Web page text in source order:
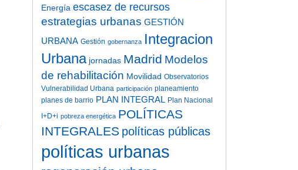
Energía escasez de recursos
estrategias urbanas GESTIÓN
URBANA Gestión gobernanza Integracion
Urbana jornadas Madrid Modelos
de rehabilitación Movilidad Observatorios
Vulnerabilidad Urbana participación planeamiento
planes de barrio PLAN INTEGRAL Plan Nacional
I+D+i pobreza energética POLÍTICAS
INTEGRALES políticas públicas
políticas urbanas